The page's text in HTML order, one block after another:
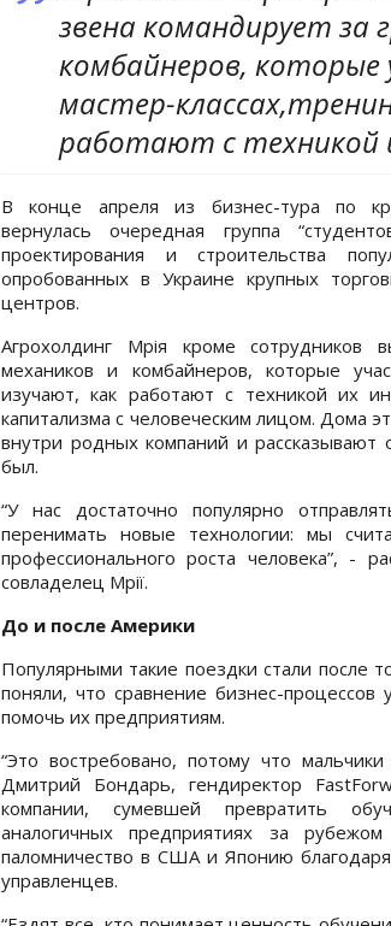
звена командирует за
комбайнеров,
мастер-
работают с техникой
В конце апреля из бизнес-тура по
вернулась очередная группа
проектирования и строительства
опробованных в Украине крупных
центров.
Агрохолдинг Мрія кроме сотрудников
механиков и комбайнеров, которые
изучают, как работают с техникой их
капитализма с человеческим лицом. Дома
внутри родных компаний и
был.
“У нас достаточно популярно
перенимать новые технологии: мы
профессионального роста человека”, -
совладелец Мрії.
До и после Америки
Популярными такие поездки стали после
поняли, что сравнение бизнес-
помочь их предприятиям.
“Это востребовано, потому что
Дмитрий Бондарь, гендиректор
компании, сумевшей превратить
аналогичных предприятиях за
паломничество в США и Японию
управленцев.